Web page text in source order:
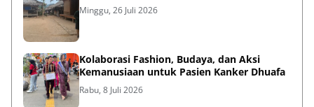
Minggu, 26 Juli 2026
Kolaborasi Fashion, Budaya, dan Aksi
Kemanusiaan untuk Pasien Kanker Dhuafa
Rabu, 8 Juli 2026